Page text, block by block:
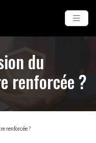
du
renforcée ?
renforcée ?